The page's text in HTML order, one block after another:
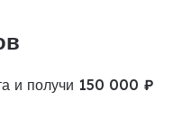
и получи 150 000 ₽